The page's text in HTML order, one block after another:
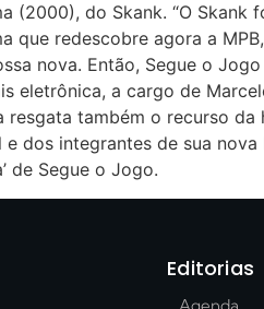
(2000), do Skank. “O
que redescobre agora a
nova. Então, Segue o
eletrônica, a cargo de
também o recurso
dos integrantes de sua
de Segue o Jogo.
Editorias